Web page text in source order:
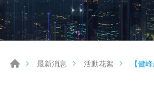
最新消息 活動花絮 【健